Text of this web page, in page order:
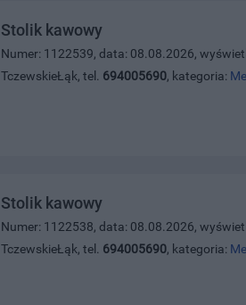
Stolik kawowy
Numer: 1122539, data: 08.08.2026,
TczewskieŁąk, tel. 694005690, kategoria:
Stolik kawowy
Numer: 1122538, data: 08.08.2026,
TczewskieŁąk, tel. 694005690, kategoria: